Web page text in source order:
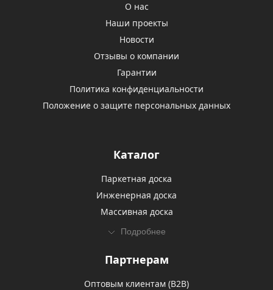
О нас
Наши проекты
Новости
Отзывы о компании
Гарантии
Политика конфиденциальности
Положение о защите персональных данных
Каталог
Паркетная доска
Инженерная доска
Массивная доска
Подробнее
Партнерам
Оптовым клиентам (В2В)